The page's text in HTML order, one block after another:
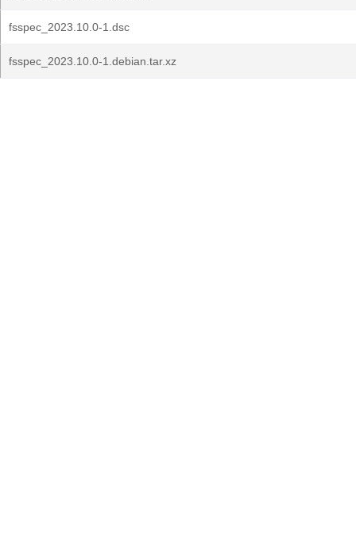
fsspec_2023.10.0-1.dsc
fsspec_2023.10.0-1.debian.tar.xz